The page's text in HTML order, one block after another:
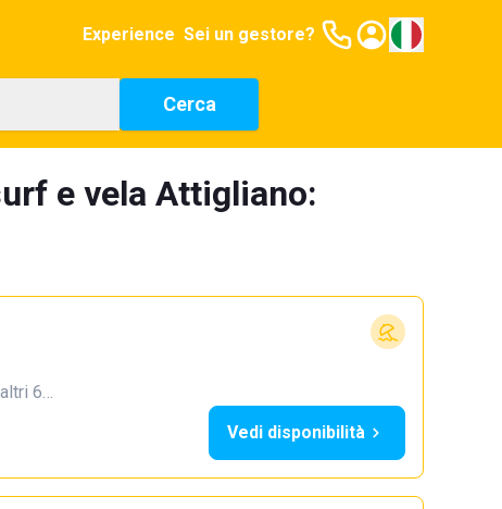
Experience Sei un gestore?
Cerca
e vela Attigliano:
6…
Vedi disponibilità